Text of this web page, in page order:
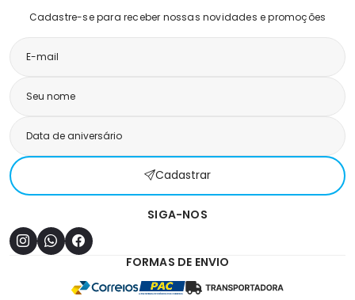
Cadastre-se para receber nossas novidades e promoções
Cadastrar
SIGA-NOS
FORMAS DE ENVIO